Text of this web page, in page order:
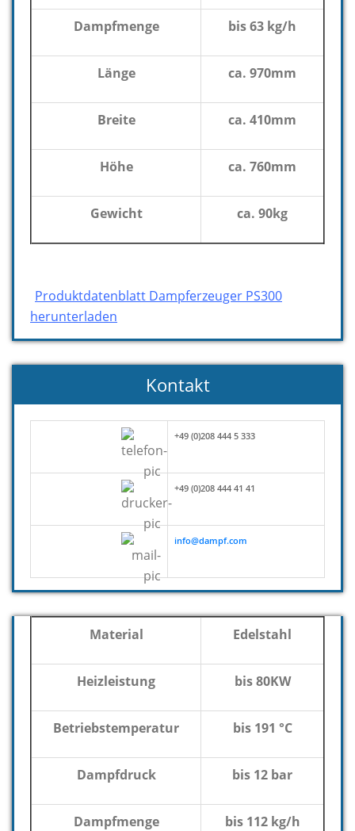
Dampfmenge bis 63 kg/h
Länge ca. 970mm
Breite ca. 410mm
Höhe ca. 760mm
Gewicht ca. 90kg
Produktdatenblatt Dampferzeuger PS300
herunterladen
Kontakt
+49 (0)208 444 5 333
+49 (0)208 444 41 41
info@dampf.com
Material Edelstahl
Heizleistung bis 80KW
Betriebstemperatur bis 191 °C
Dampfdruck bis 12 bar
Dampfmenge bis 112 kg/h